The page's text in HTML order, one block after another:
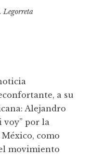
Legorreta
a su
Alejandro
voy” por la
como
movimiento